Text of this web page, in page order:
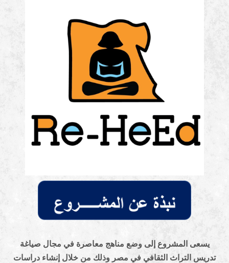
المشروع إلى وضع مناهج معاصرة في مجال صياغة
الثقافي فيمصر وذلك من خلال إنشاء دراسات